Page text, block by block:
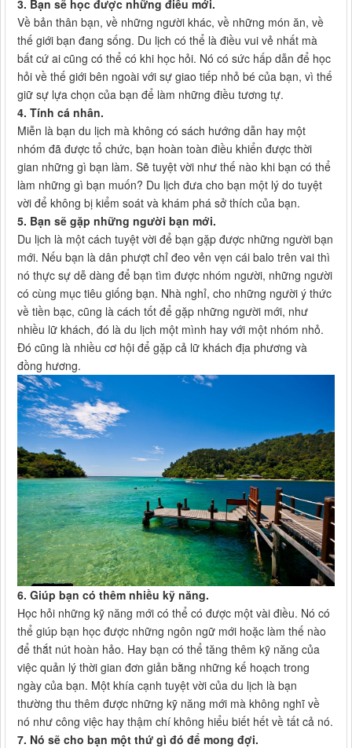
3. Bạn sẽ học được những điều mới.
Về bản thân bạn, về những người khác, về những món ăn, về
thế giới bạn đang sống. Du lịch có thể là điều vui vẻ nhất mà
bất cứ ai cũng có thể có khi học hỏi. Nó có sức hấp dẫn để học
hỏi về thế giới bên ngoài với sự giao tiếp nhỏ bé của bạn, vì thế
giữ sự lựa chọn của bạn để làm những điều tương tự.
4. Tính cá nhân.
Miễn là bạn du lịch mà không có sách hướng dẫn hay một
nhóm đã được tổ chức, bạn hoàn toàn điều khiển được thời
gian những gì bạn làm. Sẽ tuyệt vời như thế nào khi bạn có thể
làm những gì bạn muốn? Du lịch đưa cho bạn một lý do tuyệt
vời để không bị kiểm soát và khám phá sở thích của bạn.
5. Bạn sẽ gặp những người bạn mới.
Du lịch là một cách tuyệt vời để bạn gặp được những người bạn
mới. Nếu bạn là dân phượt chỉ đeo vẻn vẹn cái balo trên vai thì
nó thực sự dễ dàng để bạn tìm được nhóm người, những người
có cùng mục tiêu giống bạn. Nhà nghỉ, cho những người ý thức
về tiền bạc, cũng là cách tốt để gặp những người mới, như
nhiều lữ khách, đó là du lịch một mình hay với một nhóm nhỏ.
Đó cũng là nhiều cơ hội để gặp cả lữ khách địa phương và
đồng hương.
6. Giúp bạn có thêm nhiều kỹ năng.
Học hỏi những kỹ năng mới có thể có được một vài điều. Nó có
thể giúp bạn học được những ngôn ngữ mới hoặc làm thế nào
để thắt nút hoàn hảo. Hay bạn có thể tăng thêm kỹ năng của
việc quản lý thời gian đơn giản bằng những kế hoạch trong
ngày của bạn. Một khía cạnh tuyệt vời của du lịch là bạn
thường thu thêm được những kỹ năng mới mà không nghĩ về
nó như công việc hay thậm chí không hiểu biết hết về tất cả nó.
7. Nó sẽ cho bạn một thứ gì đó để mong đợi.